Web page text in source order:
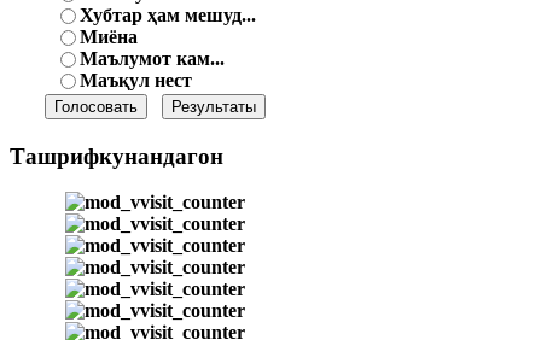
Хубтар ҳам мешуд...
Миёна
Маълумот кам...
Маъқул нест
Ташрифкунандагон